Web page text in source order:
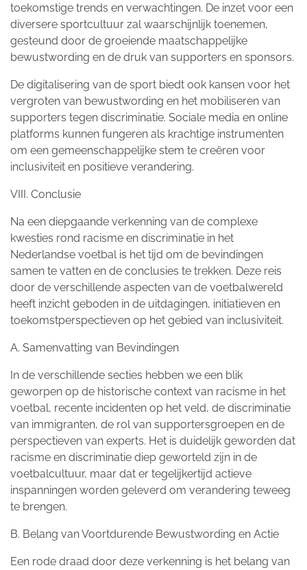
toekomstige trends en verwachtingen. De inzet voor een
diversere sportcultuur zal waarschijnlijk toenemen,
gesteund door de groeiende maatschappelijke
bewustwording en de druk van supporters en sponsors.
De digitalisering van de sport biedt ook kansen voor het
vergroten van bewustwording en het mobiliseren van
supporters tegen discriminatie. Sociale media en online
platforms kunnen fungeren als krachtige instrumenten
om een gemeenschappelijke stem te creëren voor
inclusiviteit en positieve verandering.
VIII. Conclusie
Na een diepgaande verkenning van de complexe
kwesties rond racisme en discriminatie in het
Nederlandse voetbal is het tijd om de bevindingen
samen te vatten en de conclusies te trekken. Deze reis
door de verschillende aspecten van de voetbalwereld
heeft inzicht geboden in de uitdagingen, initiatieven en
toekomstperspectieven op het gebied van inclusiviteit.
A. Samenvatting van Bevindingen
In de verschillende secties hebben we een blik
geworpen op de historische context van racisme in het
voetbal, recente incidenten op het veld, de discriminatie
van immigranten, de rol van supportersgroepen en de
perspectieven van experts. Het is duidelijk geworden dat
racisme en discriminatie diep geworteld zijn in de
voetbalcultuur, maar dat er tegelijkertijd actieve
inspanningen worden geleverd om verandering teweeg
te brengen.
B. Belang van Voortdurende Bewustwording en Actie
Een rode draad door deze verkenning is het belang van